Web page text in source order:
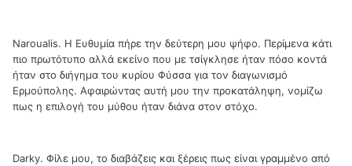
Naroualis. Η Ευθυμία πήρε την δεύτερη μου ψήφο. Περίμενα κάτι
πιο πρωτότυπο αλλά εκείνο που με τσίγκλησε ήταν πόσο κοντά
ήταν στο διήγημα του κυρίου Φύσσα για τον διαγωνισμό
Ερμούπολης. Αφαιρώντας αυτή μου την προκατάληψη, νομίζω
πως η επιλογή του μύθου ήταν διάνα στον στόχο.
Darky. Φίλε μου, το διαβάζεις και ξέρεις πως είναι γραμμένο από